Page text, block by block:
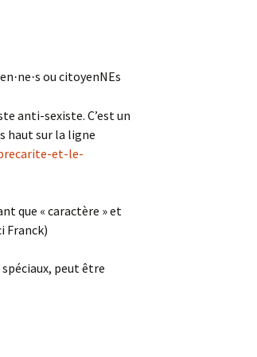
·ne·s ou citoyenNEs
anti-sexiste. C’est un
haut sur la ligne
et-le-
que « caractère » et
Franck)
peut être